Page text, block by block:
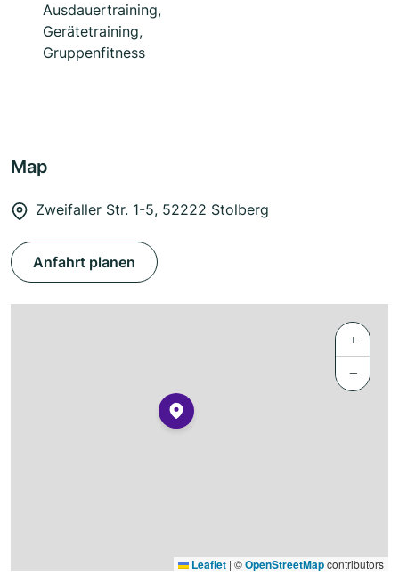
Ausdauertraining,
Gerätetraining,
Gruppenfitness
Map
Zweifaller Str. 1-5, 52222 Stolberg
Anfahrt planen
+
−
Leaflet | ©OpenStreetMapcontributors